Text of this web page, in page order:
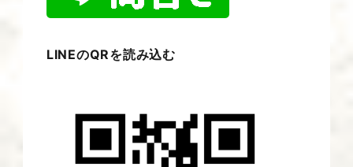
LINEのQRを読み込む